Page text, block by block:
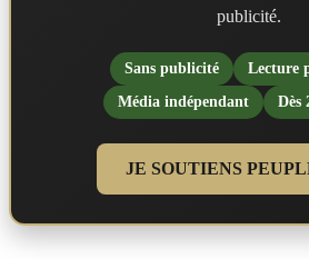
publicité.
Sans publicité
Lecture
Média indépendant
Dès
JE SOUTIENS